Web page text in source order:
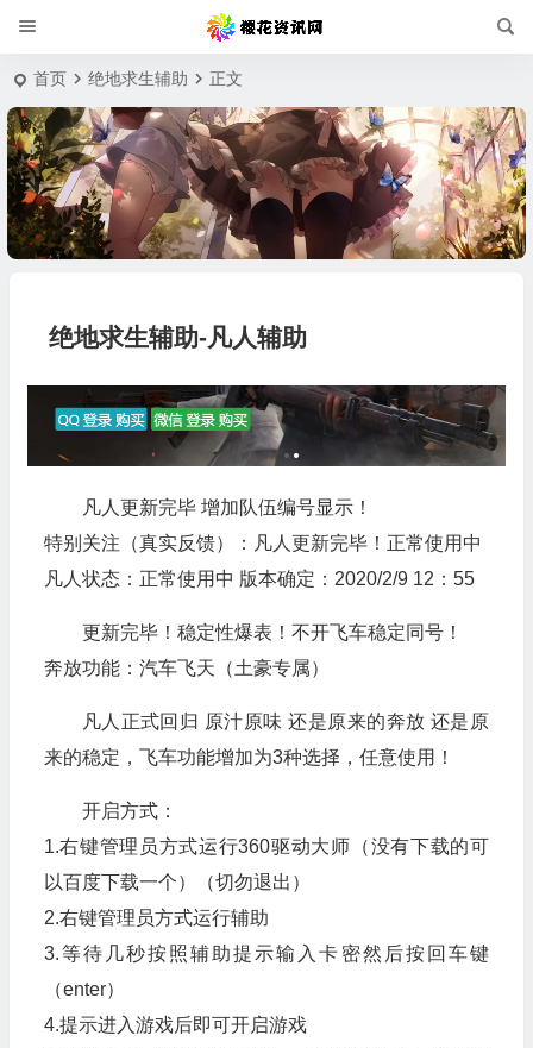
首页 绝地求生辅助 正文
绝地求生辅助-凡人辅助
凡人更新完毕 增加队伍编号显示！
特别关注（真实反馈）：凡人更新完毕！正常使用中
凡人状态：正常使用中 版本确定：2020/2/9 12：55
更新完毕！稳定性爆表！不开飞车稳定同号！
奔放功能：汽车飞天（土豪专属）
凡人正式回归 原汁原味 还是原来的奔放 还是原
来的稳定，飞车功能增加为3种选择，任意使用！
开启方式：
1.右键管理员方式运行360驱动大师（没有下载的可
以百度下载一个）（切勿退出）
2.右键管理员方式运行辅助
3.等待几秒按照辅助提示输入卡密然后按回车键
（enter）
4.提示进入游戏后即可开启游戏